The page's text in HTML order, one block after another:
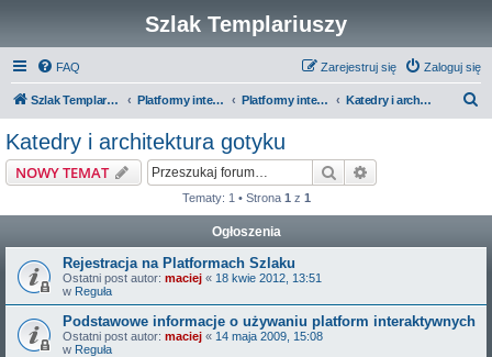
Szlak Templariuszy
FAQ Zaloguj się
Zarejestruj się
Szlak Templariuszy Platformy interaktywne Szlaku Templariuszy Platformy interaktywne - Średniowiecze Katedry i architektura gotyku
Katedry i architektura gotyku
NOWY TEMAT Szukaj
Tematy: 1 • Strona 1 z 1
Ogłoszenia
Rejestracja na Platformach Szlaku
Ostatni post autor: maciej « 18 kwie 2012, 13:51
w Reguła
Podstawowe informacje o używaniu platform interaktywnych
Ostatni post autor: maciej « 14 maja 2009, 15:08
w Reguła